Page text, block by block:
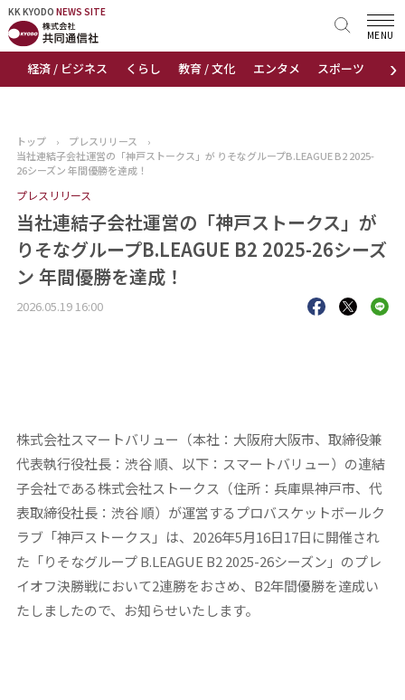
KK KYODO NEWS SITE
›
経済 / ビジネス くらし 教育 / 文化 エンタメ スポーツ 地域
MENU
KK KYODONEWS SITE
トップページ
ニュース
おすすめコンテンツ
出版物
会社概要
トップ › プレスリリース
›
当社連結子会社運営の「神戸ストークス」が りそなグループB.LEAGUE B2 2025-
26シーズン 年間優勝を達成！
プレスリリース
当社連結子会社運営の「神戸ストークス」が
りそなグループB.LEAGUE B2 2025-26シーズ
ン 年間優勝を達成！
2026.05.19 16:00
株式会社スマートバリュー（本社：大阪府大阪市、取締役兼
代表執行役社長：渋谷 順、以下：スマートバリュー）の連結
子会社である株式会社ストークス（住所：兵庫県神戸市、代
表取締役社長：渋谷 順）が運営するプロバスケットボールク
ラブ「神戸ストークス」は、2026年5月16日17日に開催され
た「りそなグループ B.LEAGUE B2 2025-26シーズン」のプレ
イオフ決勝戦において2連勝をおさめ、B2年間優勝を達成い
たしましたので、お知らせいたします。